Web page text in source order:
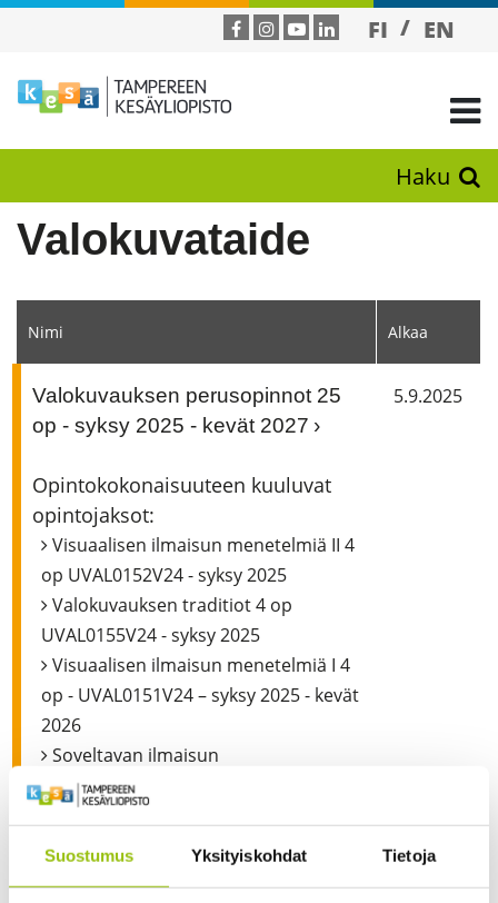
Suostumus Yksityiskohdat Tietoja
FI EN
Haku
Valokuvataide
Nimi Alkaa
Valokuvauksen perusopinnot 25
op - syksy 2025 - kevät 2027
Opintokokonaisuuteen kuuluvat
opintojaksot:
Visuaalisen ilmaisun menetelmiä II 4
op UVAL0152V24 - syksy 2025
Valokuvauksen traditiot 4 op
UVAL0155V24 - syksy 2025
Visuaalisen ilmaisun menetelmiä I 4
op - UVAL0151V24 – syksy 2025 - kevät
2026
Soveltavan ilmaisun
tutkimusvälineitä 4 op -UVAL0154V24 -
kevät 2026
Kokeellisen ilmaisun
5.9.2025